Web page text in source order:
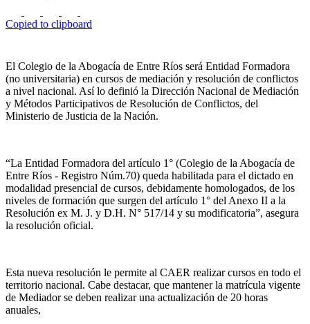
Copied to clipboard
El Colegio de la Abogacía de Entre Ríos será Entidad Formadora
(no universitaria) en cursos de mediación y resolución de conflictos
a nivel nacional. Así lo definió la Dirección Nacional de Mediación
y Métodos Participativos de Resolución de Conflictos, del
Ministerio de Justicia de la Nación.
“La Entidad Formadora del artículo 1° (Colegio de la Abogacía de
Entre Ríos - Registro Núm.70) queda habilitada para el dictado en
modalidad presencial de cursos, debidamente homologados, de los
niveles de formación que surgen del artículo 1° del Anexo II a la
Resolución ex M. J. y D.H. N° 517/14 y su modificatoria”, asegura
la resolución oficial.
Esta nueva resolución le permite al CAER realizar cursos en todo el
territorio nacional. Cabe destacar, que mantener la matrícula vigente
de Mediador se deben realizar una actualización de 20 horas
anuales,